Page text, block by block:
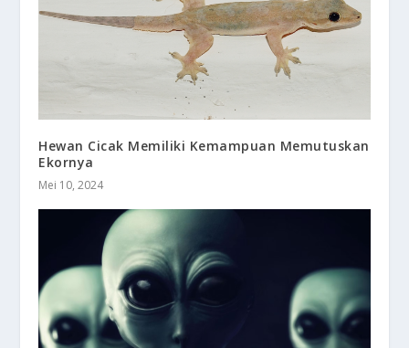
Hewan Cicak Memiliki Kemampuan Memutuskan
Ekornya
Mei 10, 2024